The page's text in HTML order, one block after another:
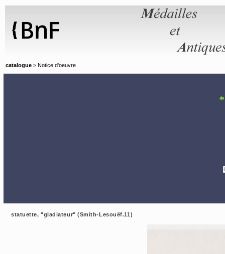
catalogue > Notice d'oeuvre
statuette, "gladiateur" (Smith-Lesouëf.11)